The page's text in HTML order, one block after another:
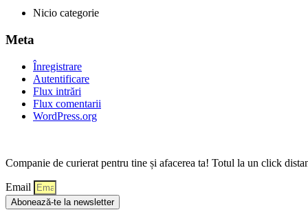
Nicio categorie
Meta
Înregistrare
Autentificare
Flux intrări
Flux comentarii
WordPress.org
Companie de curierat pentru tine și afacerea ta! Totul la un click
Email
Abonează-te la newsletter